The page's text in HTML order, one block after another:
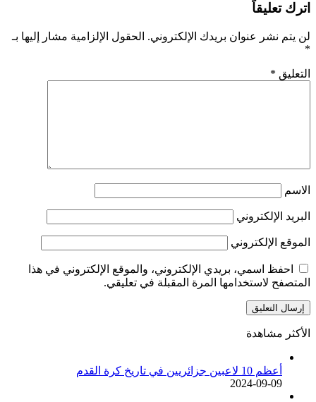
اترك تعليقاً
لن يتم نشر عنوان بريدك الإلكتروني. الحقول الإلزامية مشار إليها بـ
*
التعليق *
الاسم
البريد الإلكتروني
الموقع الإلكتروني
احفظ اسمي، بريدي الإلكتروني، والموقع الإلكتروني في هذا
المتصفح لاستخدامها المرة المقبلة في تعليقي.
الأكثر مشاهدة
أعظم 10 لاعبين جزائريين في تاريخ كرة القدم
2024-09-09